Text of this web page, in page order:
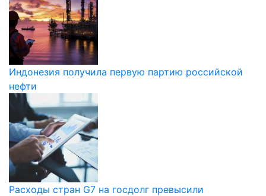
Индонезия получила первую партию российской
нефти
Расходы стран G7 на госдолг превысили